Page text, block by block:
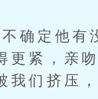
定他有
更紧，亲
我们挤压